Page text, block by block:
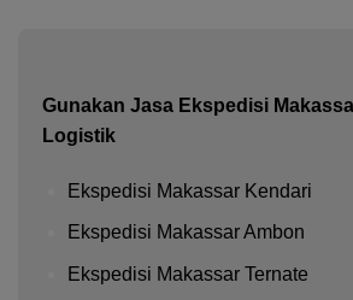
Gunakan Jasa Ekspedisi
Logistik
Ekspedisi Makassar Kendari
Ekspedisi Makassar Ambon
Ekspedisi Makassar Ternate